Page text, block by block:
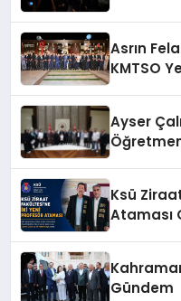
Asrın
KMTSO
Ayser
Ksü
Ataması
Gündem